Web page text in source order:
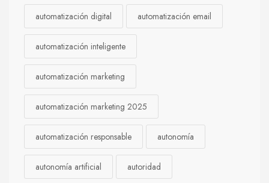
automatización digital automatización email
automatización inteligente
automatización marketing
automatización marketing 2025
automatización responsable autonomía
autonomía artificial autoridad